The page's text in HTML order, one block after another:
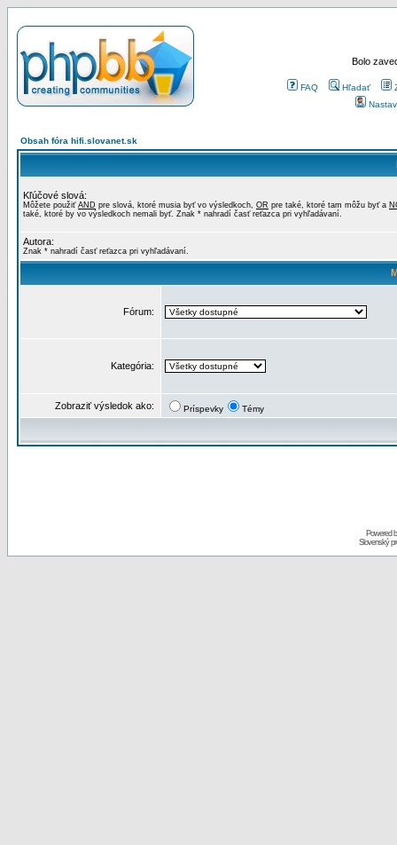
Bolo
FAQ Hľadať
Obsah fóra hifi.slovanet.sk
Kľúčové slová:
Môžete použiť AND pre slová, ktoré musia byť vo výsledkoch, OR pre také, ktoré tam môžu byť a
také, ktoré by vo výsledkoch nemali byť. Znak * nahradí časť reťazca pri vyhľadávaní.
Autora:
Znak * nahradí časť reťazca pri vyhľadávaní.
Fórum:
Kategória:
Zobraziť výsledok ako: Príspevky Témy
Powered
Slovenský